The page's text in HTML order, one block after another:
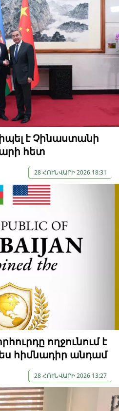
է Չինաստանի
հետ
28 ՀՈՒՆՎԱՐԻ 2026 18:31
ողջունում է
հիմնադիր անդամ
28 ՀՈՒՆՎԱՐԻ 2026 13:27